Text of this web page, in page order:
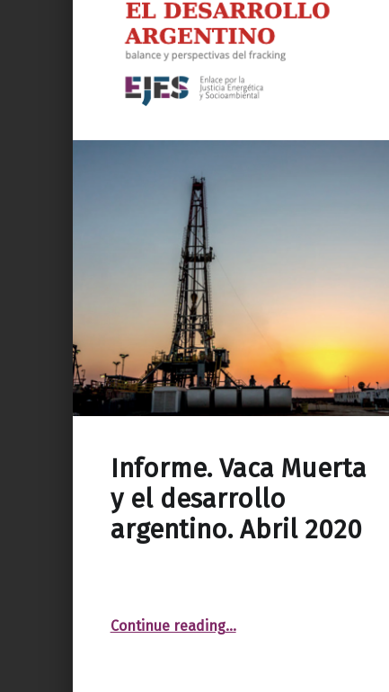
Informe. Vaca Muerta
y el desarrollo
argentino. Abril 2020
Continue reading“Informe. Vaca Muerta y el desarrollo argentino. Abril 2020”
…